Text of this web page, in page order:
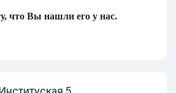
что Вы нашли его у нас.